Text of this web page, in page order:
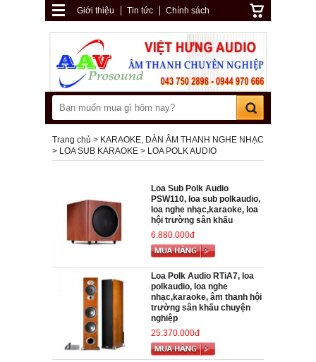
Giới thiệu Tin tức Chính sách
Trang chủ
KARAOKE, DÀN ÂM THANH NGHE NHẠC
LOA SUB KARAOKE
LOA POLK AUDIO
Loa Sub Polk Audio
PSW110, loa sub polkaudio,
loa nghe nhạc,karaoke, loa
hội trường sân khấu
6.880.000đ
Loa Polk Audio RTiA7, loa
polkaudio, loa nghe
nhạc,karaoke, âm thanh hội
trường sân khấu chuyện
nghiệp
25.370.000đ